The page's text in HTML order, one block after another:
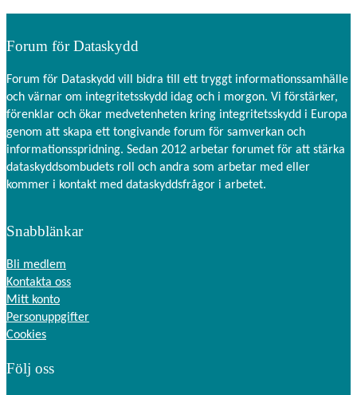
Forum för Dataskydd
Forum för Dataskydd vill bidra till ett tryggt informationssamhälle
och värnar om integritetsskydd idag och i morgon. Vi förstärker,
förenklar och ökar medvetenheten kring integritetsskydd i Europa
genom att skapa ett tongivande forum för samverkan och
informationsspridning. Sedan 2012 arbetar forumet för att stärka
dataskyddsombudets roll och andra som arbetar med eller
kommer i kontakt med dataskyddsfrågor i arbetet.
Snabblänkar
Bli medlem
Kontakta oss
Mitt konto
Personuppgifter
Cookies
Följ oss